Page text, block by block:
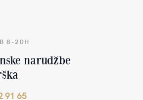
8-20H
narudžbe
91 65